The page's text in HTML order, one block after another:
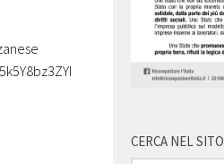
CERCA NEL SITO